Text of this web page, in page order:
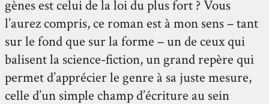
gènes est celui de la loi du plus fort ? Vous
l’aurez compris, ce roman est à mon sens – tant
sur le fond que sur la forme – un de ceux qui
balisent la science-fiction, un grand repère qui
permet d’apprécier le genre à sa juste mesure,
celle d’un simple champ d’écriture au sein